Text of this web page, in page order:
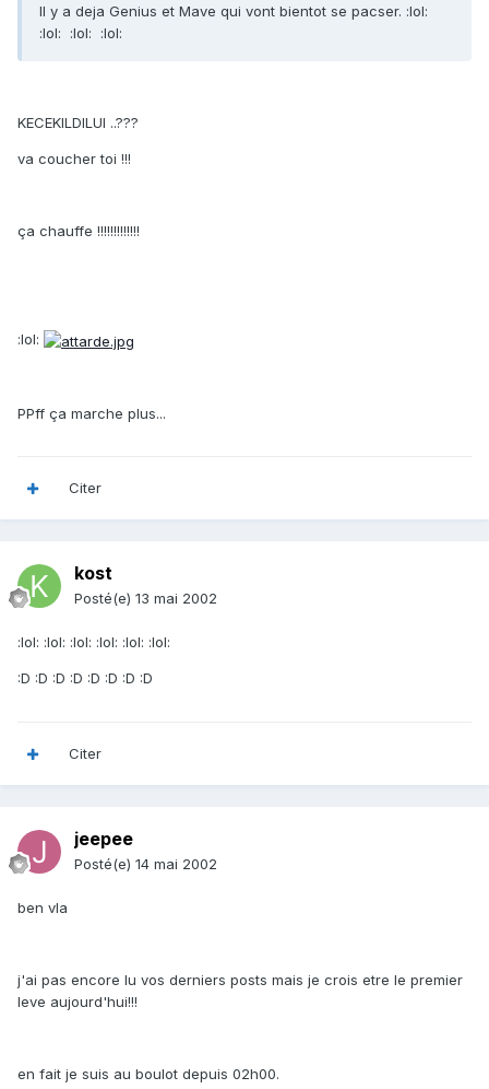
Il y a deja Genius et Mave qui vont bientot se pacser. :lol:
:lol: :lol: :lol:
KECEKILDILUI ..???
va coucher toi !!!
ça chauffe !!!!!!!!!!!!!
:lol:
PPff ça marche plus...
Citer
kost
Posté(e) 13 mai 2002
:lol: :lol: :lol: :lol: :lol: :lol:
:D :D :D :D :D :D :D :D
Citer
jeepee
Posté(e) 14 mai 2002
ben vla
j'ai pas encore lu vos derniers posts mais je crois etre le premier
leve aujourd'hui!!!
en fait je suis au boulot depuis 02h00.